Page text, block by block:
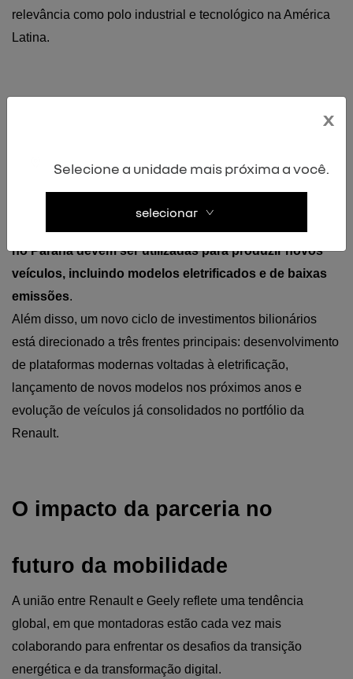
relevância como polo industrial e tecnológico na América
Latina.
investimentos
no Paraná devem ser utilizadas para produzir novos
veículos, incluindo modelos eletrificados e de baixas
emissões.
Além disso, um novo ciclo de investimentos bilionários
está direcionado a três frentes principais: desenvolvimento
de plataformas modernas voltadas à eletrificação,
lançamento de novos modelos nos próximos anos e
evolução de veículos já consolidados no portfólio da
Renault.
O impacto da parceria no
futuro da mobilidade
A união entre Renault e Geely reflete uma tendência
global, em que montadoras estão cada vez mais
colaborando para enfrentar os desafios da transição
energética e da transformação digital.
x
Selecione a unidade mais próxima a você.
selecionar